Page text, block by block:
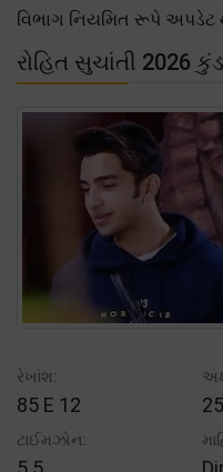
વિભાગ નિયમિત રૂપે અપડેટ
રોહિત સુચાંતી 2026
રેખાંશ:
85 E 12
ટાઈમઝોન: